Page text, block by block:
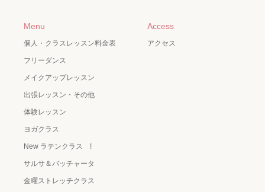
Menu
個人・クラスレッスン料金表
フリーダンス
メイクアップレッスン
出張レッスン・その他
体験レッスン
ヨガクラス
New ラテンクラス !
サルサ＆バッチャータ
金曜ストレッチクラス
Access
アクセス